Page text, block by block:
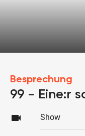
Besprechung
99 - Eine:r
videocam Show